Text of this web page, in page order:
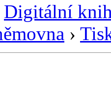
Digitální
›